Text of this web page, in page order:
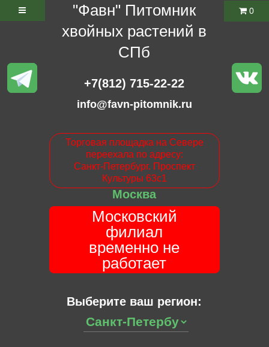
"Фавн" Питомник
хвойных растений в
СПб
+7(812) 715-22-22
info@favn-pitomnik.ru
Торговая площадка на Севере
переехала по адресу:
Санкт-Петербург. Проспект
Культуры 63с1
Москва
Московский
филиал
временно не
работает
Выберите ваш регион:
0